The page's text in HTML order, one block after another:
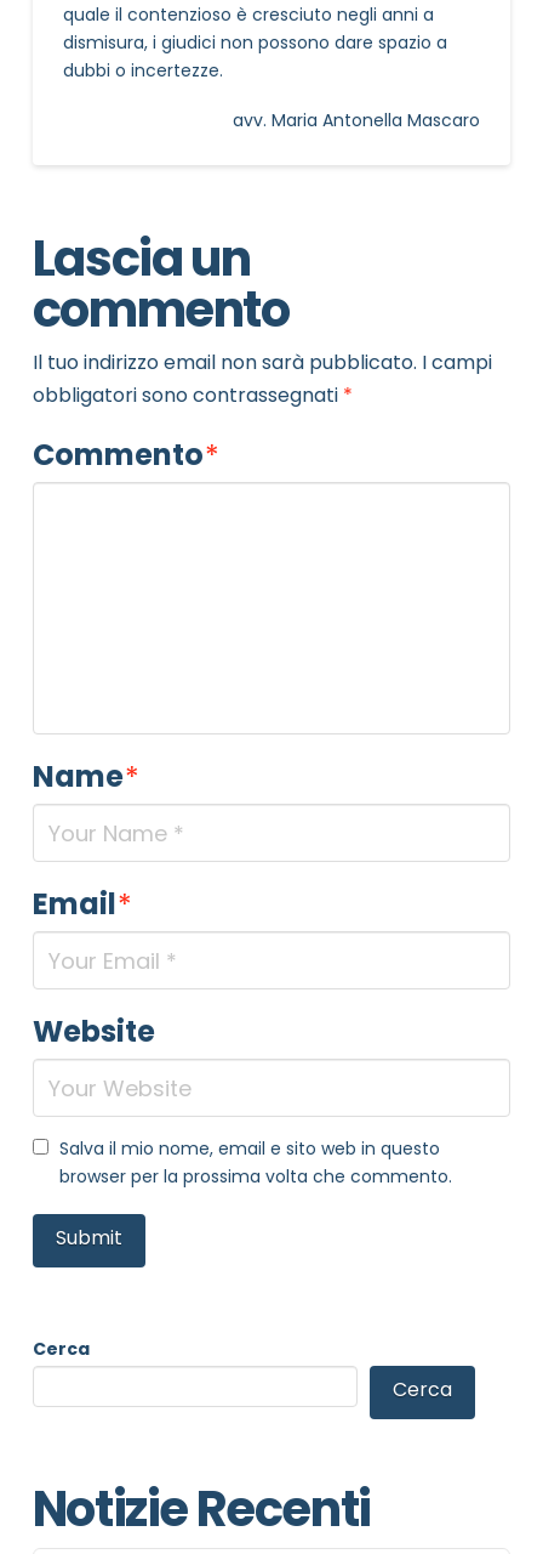
quale il contenzioso è cresciuto negli anni a
dismisura, i giudici non possono dare spazio a
dubbi o incertezze.
avv. Maria Antonella Mascaro
Lascia un
commento
Il tuo indirizzo email non sarà pubblicato. I campi
obbligatori sono contrassegnati *
Commento*
Name*
Email*
Website
Salva il mio nome, email e sito web in questo
browser per la prossima volta che commento.
Cerca
Cerca
Notizie Recenti
MAIL REFERENTE*